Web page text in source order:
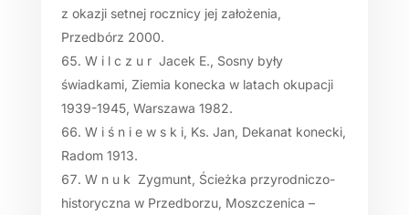
z okazji setnej rocznicy jej założenia,
Przedbórz 2000.
W i l c z u r Jacek E., Sosny były
świadkami, Ziemia konecka w latach okupacji
1939-1945, Warszawa 1982.
W i ś n i e w s k i, Ks. Jan, Dekanat konecki,
Radom 1913.
W n u k Zygmunt, Ścieżka przyrodniczo-
historyczna w Przedborzu, Moszczenica –